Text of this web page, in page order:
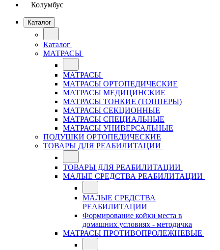
Колумбус
Каталог
Каталог
МАТРАСЫ
МАТРАСЫ
МАТРАСЫ ОРТОПЕДИЧЕСКИЕ
МАТРАСЫ МЕДИЦИНСКИЕ
МАТРАСЫ ТОНКИЕ (ТОППЕРЫ)
МАТРАСЫ СЕКЦИОННЫЕ
МАТРАСЫ СПЕЦИАЛЬНЫЕ
МАТРАСЫ УНИВЕРСАЛЬНЫЕ
ПОДУШКИ ОРТОПЕДИЧЕСКИЕ
ТОВАРЫ ДЛЯ РЕАБИЛИТАЦИИ
ТОВАРЫ ДЛЯ РЕАБИЛИТАЦИИ
МАЛЫЕ СРЕДСТВА РЕАБИЛИТАЦИИ
МАЛЫЕ СРЕДСТВА
РЕАБИЛИТАЦИИ
Формирование койки места в
домашних условиях - методичка
МАТРАСЫ ПРОТИВОПРОЛЕЖНЕВЫЕ